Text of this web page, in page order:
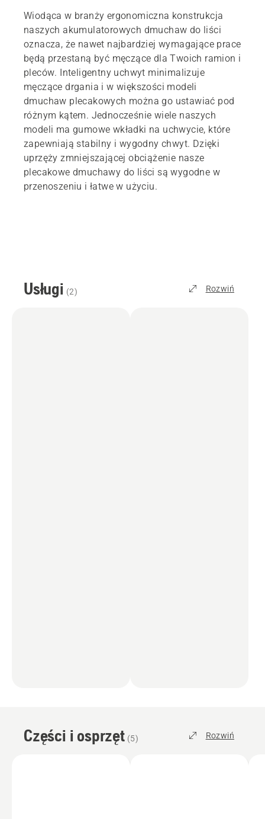
Wiodąca w branży ergonomiczna konstrukcja
naszych akumulatorowych dmuchaw do liści
oznacza, że nawet najbardziej wymagające prace
będą przestaną być męczące dla Twoich ramion i
pleców. Inteligentny uchwyt minimalizuje
męczące drgania i w większości modeli
dmuchaw plecakowych można go ustawiać pod
różnym kątem. Jednocześnie wiele naszych
modeli ma gumowe wkładki na uchwycie, które
zapewniają stabilny i wygodny chwyt. Dzięki
uprzęży zmniejszającej obciążenie nasze
plecakowe dmuchawy do liści są wygodne w
przenoszeniu i łatwe w użyciu.
Usługi (2) Rozwiń
Części i osprzęt (5) Rozwiń